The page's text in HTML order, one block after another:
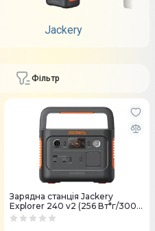
Jackery
Фільтр
Зарядна станцiя Jackery
Explorer 240 v2 (256 Вт*г/300
Вт)